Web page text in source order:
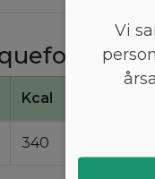
Kcal
340
Vi